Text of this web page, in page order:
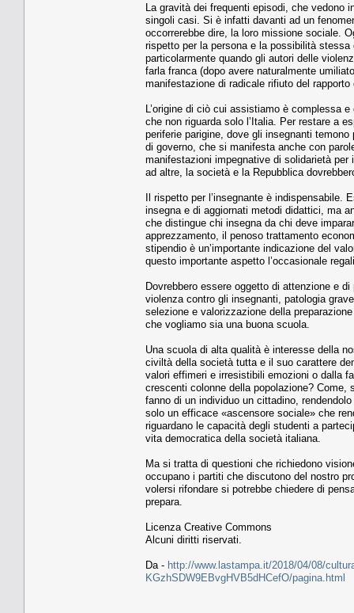
La gravità dei frequenti episodi, che vedono
singoli casi. Si è infatti davanti ad un
occorrerebbe dire, la loro missione sociale.
rispetto per la persona e la possibilità
particolarmente quando gli autori delle
farla franca (dopo avere naturalmente
manifestazione di radicale rifiuto del
L’origine di ciò cui assistiamo è complessa
che non riguarda solo l’Italia. Per restare a
periferie parigine, dove gli insegnanti
di governo, che si manifesta anche con
manifestazioni impegnative di solidarietà
ad altre, la società e la Repubblica
Il rispetto per l’insegnante è indispensabile.
insegna e di aggiornati metodi didattici, ma
che distingue chi insegna da chi deve
apprezzamento, il penoso trattamento
stipendio è un’importante indicazione del
questo importante aspetto l’occasionale
Dovrebbero essere oggetto di attenzione e
violenza contro gli insegnanti, patologia
selezione e valorizzazione della
che vogliamo sia una buona scuola.
Una scuola di alta qualità è interesse della
civiltà della società tutta e il suo carattere
valori effimeri e irresistibili emozioni o dalla
crescenti colonne della popolazione?
fanno di un individuo un cittadino,
solo un efficace «ascensore sociale» che
riguardano le capacità degli studenti a
vita democratica della società italiana.
Ma si tratta di questioni che richiedono
occupano i partiti che discutono del nostro
volersi rifondare si potrebbe chiedere di
prepara.
Licenza Creative Commons
Alcuni diritti riservati.
Da - http://www.lastampa.it/2018/04/08/
KGzhSDW9EBvgHVB5dHCefO/pagina.html